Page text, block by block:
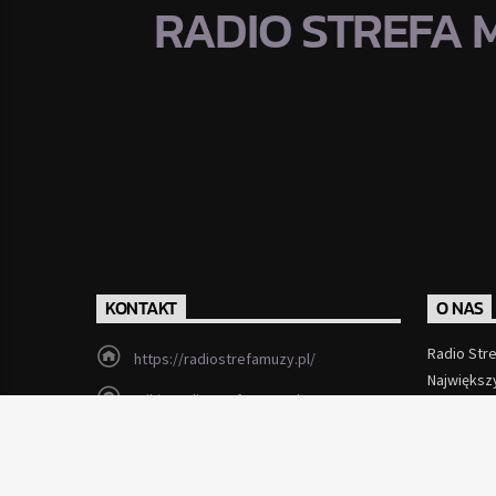
RADIO STREFA
KONTAKT
https://radiostrefamuzy.pl/
miki@radiostrefamuzy.pl
O NAS
Radio